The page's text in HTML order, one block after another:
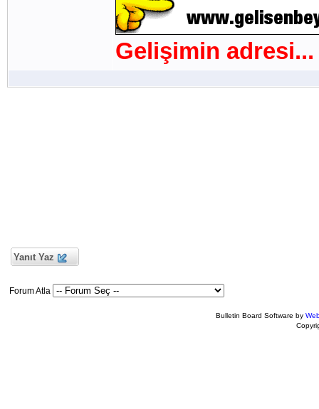
Gelişimin adresi...
Yanıt Yaz
Forum Atla
Bulletin Board Software by